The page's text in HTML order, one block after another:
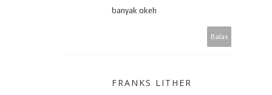
banyak okeh
Balas
FRANKS LITHER